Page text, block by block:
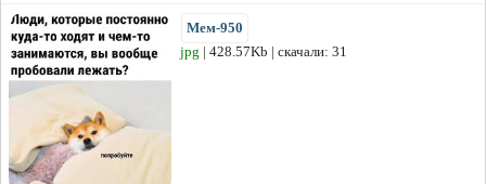
Мем-950
jpg | 428.57Kb | скачали: 31